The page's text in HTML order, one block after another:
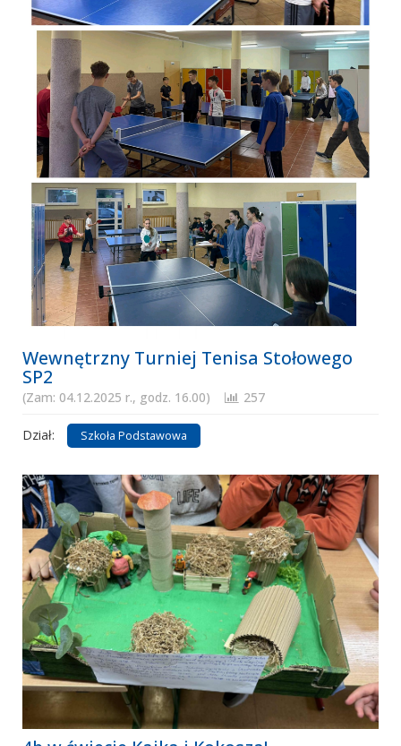
Wewnętrzny Turniej Tenisa Stołowego
SP2
(Zam: 04.12.2025 r., godz. 16.00) 257
Dział: Szkoła Podstawowa